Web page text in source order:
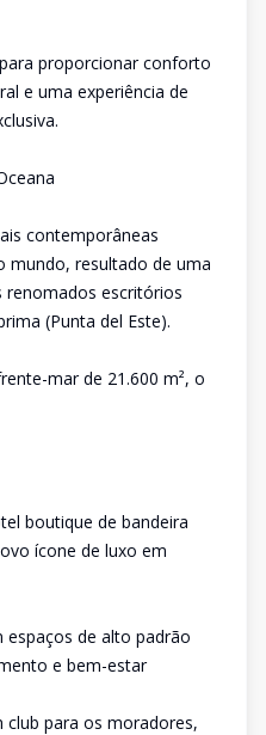
proporcionar conforto
e uma experiência de
contemporâneas
mundo, resultado de uma
escritórios
(Punta del Este).
mar de 21.600 m², o
boutique de bandeira
ícone de luxo em
espaços de alto padrão
e bem-estar
club para os moradores,